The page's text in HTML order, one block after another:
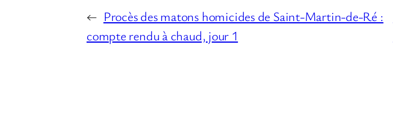
← Procès des matons homicides de Saint-Martin-de-Ré :
compte rendu à chaud, jour 1